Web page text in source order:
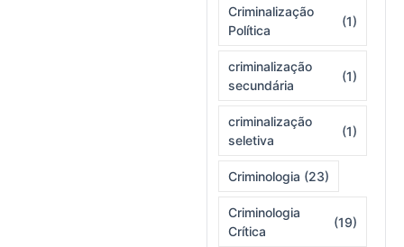
Criminalização
Política
(1)
criminalização
secundária
(1)
criminalização
seletiva
(1)
Criminologia (23)
Criminologia
Crítica
(19)